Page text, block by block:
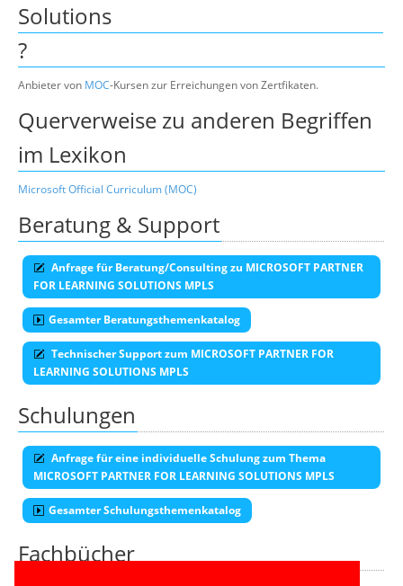
Solutions
?
Anbieter von MOC-Kursen zur Erreichungen von Zertfikaten.
Querverweise zu anderen Begriffen
im Lexikon
Microsoft Official Curriculum (MOC)
Beratung & Support
Anfrage für Beratung/Consulting zu MICROSOFT PARTNER
FOR LEARNING SOLUTIONS MPLS
Gesamter Beratungsthemenkatalog
Technischer Support zum MICROSOFT PARTNER FOR
LEARNING SOLUTIONS MPLS
Schulungen
Anfrage für eine individuelle Schulung zum Thema
MICROSOFT PARTNER FOR LEARNING SOLUTIONS MPLS
Gesamter Schulungsthemenkatalog
Fachbücher